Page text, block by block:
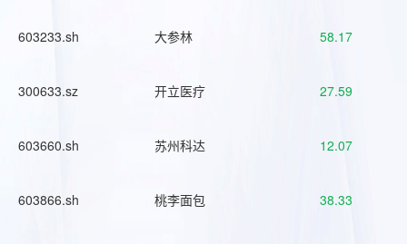
603233.sh 大参林 58.17
300633.sz 开立医疗 27.59
603660.sh 苏州科达 12.07
603866.sh 桃李面包 38.33